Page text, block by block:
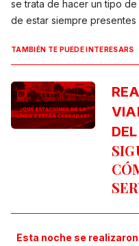
se trata de hacer un tipo de
de estar siempre presentes
TAMBIÉN TE PUEDE INTERESARS
Esta noche se